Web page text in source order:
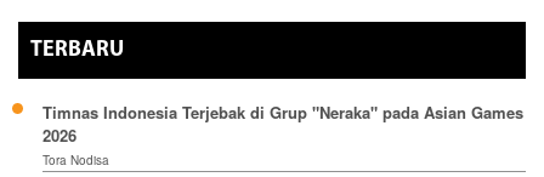
TERBARU
Timnas Indonesia Terjebak di Grup "Neraka" pada Asian Games
2026
Tora Nodisa